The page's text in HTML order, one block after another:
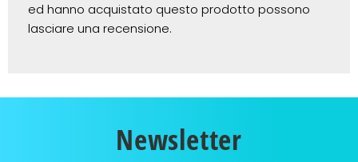
ed hanno acquistato questo prodotto possono
lasciare una recensione.
Newsletter